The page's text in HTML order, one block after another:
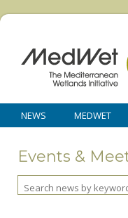
NEWS MEDWET
Events &